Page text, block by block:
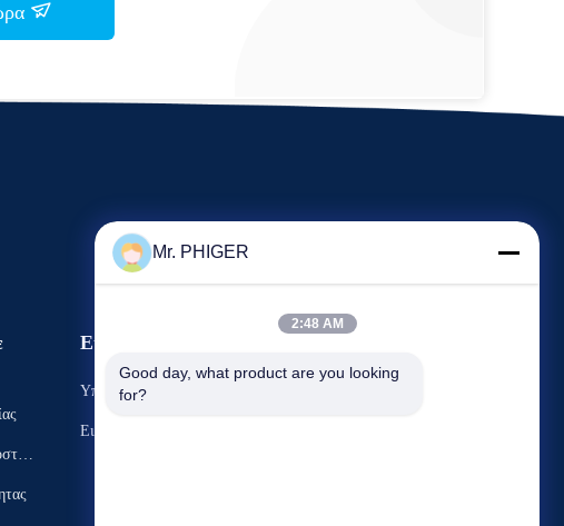
Εκδηλώσεις
Υποθέσεις
Ειδήσεις
Mr. PHIGER
2:48 AM
Good day, what product are you looking
for?